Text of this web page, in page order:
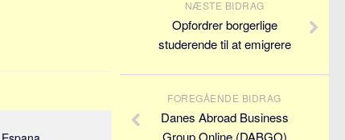
NÆSTE BIDRAG
Opfordrer borgerlige
studerende til at emigrere
FOREGÅENDE BIDRAG
Danes Abroad Business
Group Online (DABGO)